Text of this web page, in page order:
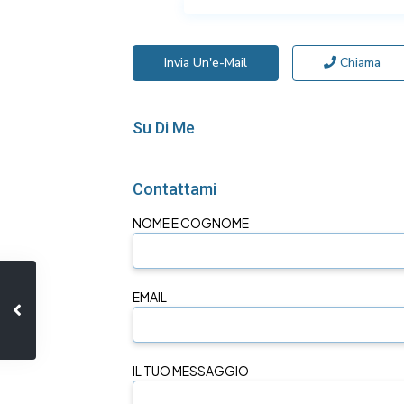
Invia Un'e-Mail Chiama
Su Di Me
Contattami
NOME E COGNOME
EMAIL
IL TUO MESSAGGIO